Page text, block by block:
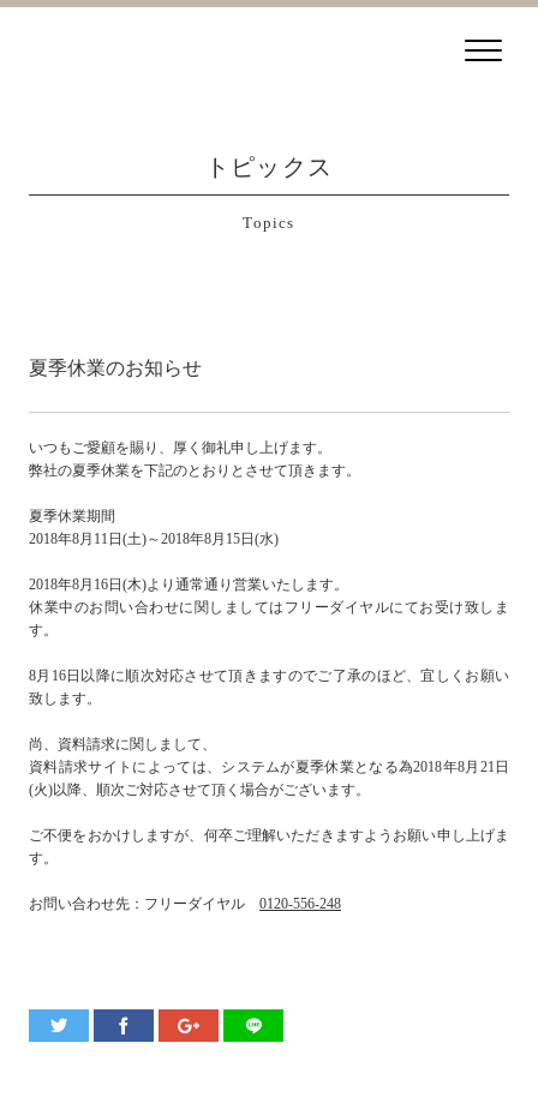
トピックス
Topics
夏季休業のお知らせ
いつもご愛顧を賜り、厚く御礼申し上げます。
弊社の夏季休業を下記のとおりとさせて頂きます。
夏季休業期間
2018年8月11日(土)～2018年8月15日(水)
2018年8月16日(木)より通常通り営業いたします。
休業中のお問い合わせに関しましてはフリーダイヤルにてお受け致しま
す。
8月16日以降に順次対応させて頂きますのでご了承のほど、宜しくお願い
致します。
尚、資料請求に関しまして、
資料請求サイトによっては、システムが夏季休業となる為2018年8月21日
(火)以降、順次ご対応させて頂く場合がございます。
ご不便をおかけしますが、何卒ご理解いただきますようお願い申し上げま
す。
お問い合わせ先：フリーダイヤル 0120-556-248